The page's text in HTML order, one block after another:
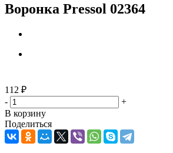
Воронка Pressol 02364
112 ₽
-
+
В корзину
Поделиться